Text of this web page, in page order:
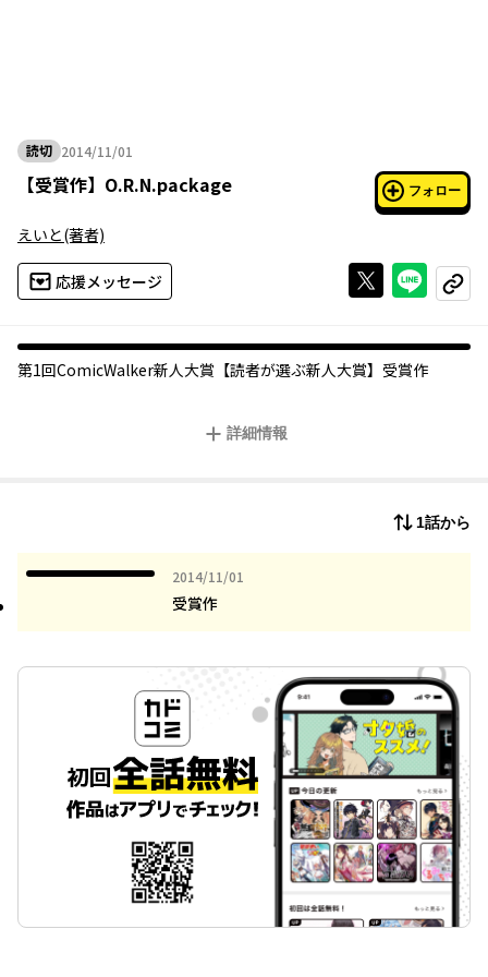
読切 2014/11/01
2014年11月01日
【受賞作】 O.R.N.package フォロー
えいと(著者)
応援メッセージ Xで投稿する
ライン
コピー
第1回ComicWalker新人大賞【読者が選ぶ新人大賞】受賞作
詳細情報
1話から
2014/11/01
2014年11月01日
受賞作